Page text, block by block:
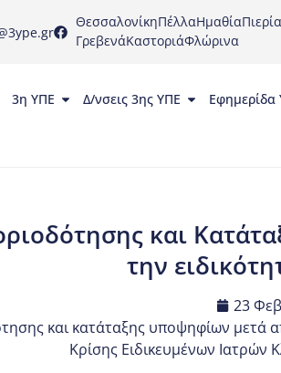
ΘεσσαλονίκηΠέλλαΗμαθίαΠιερία
ΓρεβενάΚαστοριάΦλώρινα
3η ΥΠΕ Δ/νσεις 3ης ΥΠΕ Εφημερίδα
και
την
23
και κατάταξης υποψηφίων μετά
Κρίσης Ειδικευμένων Ιατρών